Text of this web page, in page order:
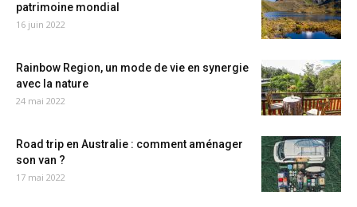
patrimoine mondial
16 juin 2022
Rainbow Region, un mode de vie en synergie
avec la nature
24 mai 2022
Road trip en Australie : comment aménager
son van ?
17 mai 2022